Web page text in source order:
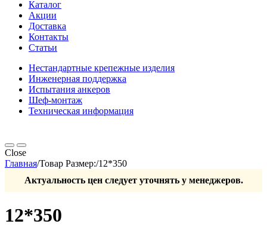
Каталог
Акции
Доставка
Контакты
Статьи
Нестандартные крепежные изделия
Инженерная поддержка
Испытания анкеров
Шеф-монтаж
Техническая информация
Close
Главная/Товар Размер:/12*350
Актуальность цен следует уточнять у менеджеров.
12*350